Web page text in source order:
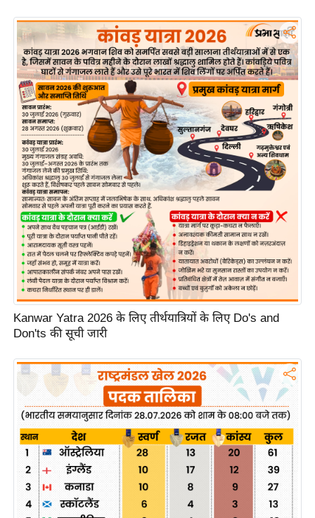
स
मी
क्षा
B
e
a
k
n
g
N
e
w
s
ला
इ
फ
स्टा
इ
ल
टे
क्नॉ
लॉ
जी
ब्यू
Kanwar Yatra 2026 के लिए तीर्थयात्रियों के लिए Do's and
Don'ts की सूची जारी